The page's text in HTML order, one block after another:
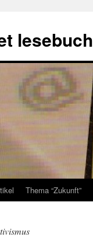
lesebuch
Thema “Zukunft”